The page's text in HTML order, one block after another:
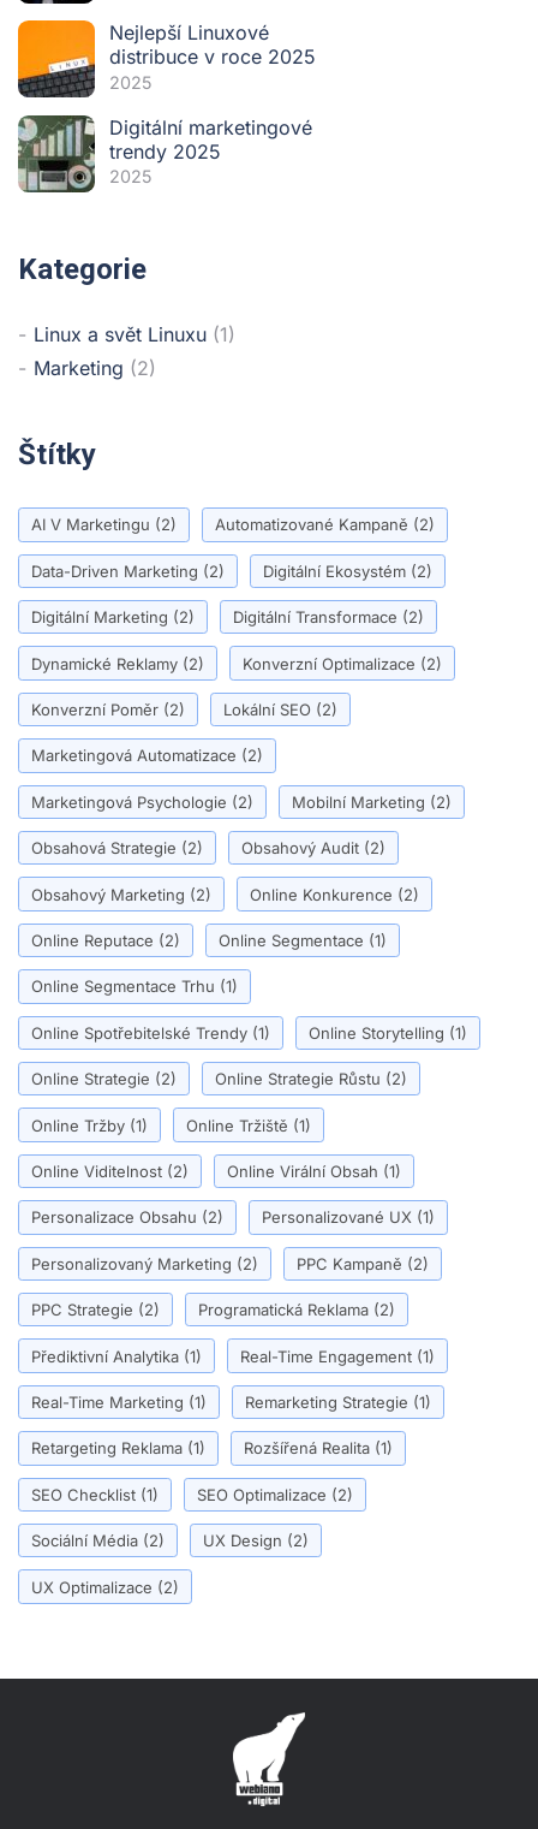
Nejlepší Linuxové
distribuce v roce 2025
2025
Digitální marketingové
trendy 2025
2025
Kategorie
Linux a svět Linuxu (1)
Marketing (2)
Štítky
AI V Marketingu (2) Automatizované Kampaně (2)
Data-Driven Marketing (2) Digitální Ekosystém (2)
Digitální Marketing (2) Digitální Transformace (2)
Dynamické Reklamy (2) Konverzní Optimalizace (2)
Konverzní Poměr (2) Lokální SEO (2)
Marketingová Automatizace (2)
Marketingová Psychologie (2) Mobilní Marketing (2)
Obsahová Strategie (2) Obsahový Audit (2)
Obsahový Marketing (2) Online Konkurence (2)
Online Reputace (2) Online Segmentace (1)
Online Segmentace Trhu (1)
Online Spotřebitelské Trendy (1) Online Storytelling (1)
Online Strategie (2) Online Strategie Růstu (2)
Online Tržby (1) Online Tržiště (1)
Online Viditelnost (2) Online Virální Obsah (1)
Personalizace Obsahu (2) Personalizované UX (1)
Personalizovaný Marketing (2) PPC Kampaně (2)
PPC Strategie (2) Programatická Reklama (2)
Přediktivní Analytika (1) Real-Time Engagement (1)
Real-Time Marketing (1) Remarketing Strategie (1)
Retargeting Reklama (1) Rozšířená Realita (1)
SEO Checklist (1) SEO Optimalizace (2)
Sociální Média (2) UX Design (2)
UX Optimalizace (2)